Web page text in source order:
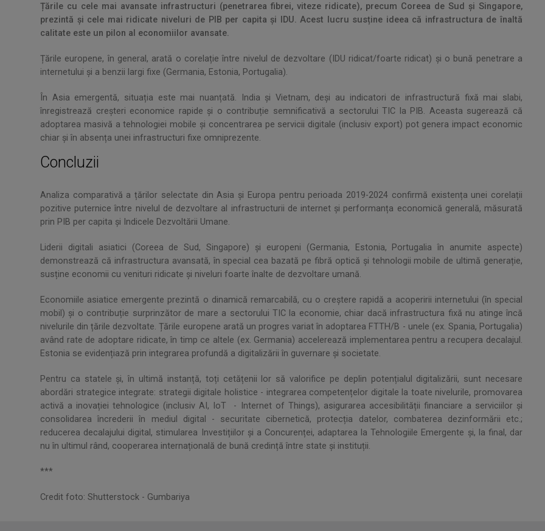
Țările cu cele mai avansate infrastructuri (penetrarea fibrei, viteze ridicate), precum Coreea de Sud și Singapore,
prezintă și cele mai ridicate niveluri de PIB per capita și IDU. Acest lucru susține ideea că infrastructura de înaltă
calitate este un pilon al economiilor avansate.
Țările europene, în general, arată o corelație între nivelul de dezvoltare (IDU ridicat/foarte ridicat) și o bună penetrare a
internetului și a benzii largi fixe (Germania, Estonia, Portugalia).
În Asia emergentă, situația este mai nuanțată. India și Vietnam, deși au indicatori de infrastructură fixă mai slabi,
înregistrează creșteri economice rapide și o contribuție semnificativă a sectorului TIC la PIB. Aceasta sugerează că
adoptarea masivă a tehnologiei mobile și concentrarea pe servicii digitale (inclusiv export) pot genera impact economic
chiar și în absența unei infrastructuri fixe omniprezente.
Concluzii
Analiza comparativă a țărilor selectate din Asia și Europa pentru perioada 2019-2024 confirmă existența unei corelații
pozitive puternice între nivelul de dezvoltare al infrastructurii de internet și performanța economică generală, măsurată
prin PIB per capita și Indicele Dezvoltării Umane.
Liderii digitali asiatici (Coreea de Sud, Singapore) și europeni (Germania, Estonia, Portugalia în anumite aspecte)
demonstrează că infrastructura avansată, în special cea bazată pe fibră optică și tehnologii mobile de ultimă generație,
susține economii cu venituri ridicate și niveluri foarte înalte de dezvoltare umană.
Economiile asiatice emergente prezintă o dinamică remarcabilă, cu o creștere rapidă a acoperirii internetului (în special
mobil) și o contribuție surprinzător de mare a sectorului TIC la economie, chiar dacă infrastructura fixă nu atinge încă
nivelurile din țările dezvoltate. Țările europene arată un progres variat în adoptarea FTTH/B - unele (ex. Spania, Portugalia)
având rate de adoptare ridicate, în timp ce altele (ex. Germania) accelerează implementarea pentru a recupera decalajul.
Estonia se evidențiază prin integrarea profundă a digitalizării în guvernare și societate.
Pentru ca statele și, în ultimă instanță, toți cetățenii lor să valorifice pe deplin potențialul digitalizării, sunt necesare
abordări strategice integrate: strategii digitale holistice - integrarea competențelor digitale la toate nivelurile, promovarea
activă a inovației tehnologice (inclusiv AI, IoT - Internet of Things), asigurarea accesibilității financiare a serviciilor și
consolidarea încrederii în mediul digital - securitate cibernetică, protecția datelor, combaterea dezinformării etc.;
reducerea decalajului digital, stimularea Investițiilor și a Concurenței, adaptarea la Tehnologiile Emergente și, la final, dar
nu în ultimul rând, cooperarea internațională de bună credință între state și instituții.
***
Credit foto: Shutterstock - Gumbariya